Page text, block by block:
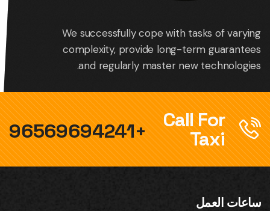
We successfully cope with tasks of varying
complexity, provide long-term guarantees
and regularly master new technologies.
Call For
Taxi
+96569694241
ساعات العمل